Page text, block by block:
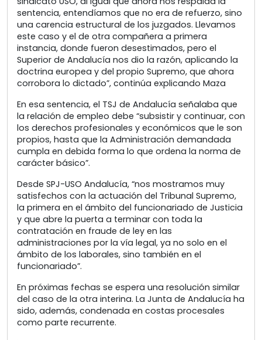
sentencia, entendíamos que no era de refuerzo, sino
una carencia estructural de los juzgados. Llevamos
este caso y el de otra compañera a primera
instancia, donde fueron desestimados, pero el
Superior de Andalucía nos dio la razón, aplicando la
doctrina europea y del propio Supremo, que ahora
corrobora lo dictado”, continúa explicando Maza
En esa sentencia, el TSJ de Andalucía señalaba que
la relación de empleo debe “subsistir y continuar, con
los derechos profesionales y económicos que le son
propios, hasta que la Administración demandada
cumpla en debida forma lo que ordena la norma de
carácter básico”.
Desde SPJ-USO Andalucía, “nos mostramos muy
satisfechos con la actuación del Tribunal Supremo,
la primera en el ámbito del funcionariado de Justicia
y que abre la puerta a terminar con toda la
contratación en fraude de ley en las
administraciones por la vía legal, ya no solo en el
ámbito de los laborales, sino también en el
funcionariado”.
En próximas fechas se espera una resolución similar
del caso de la otra interina. La Junta de Andalucía ha
sido, además, condenada en costas procesales
como parte recurrente.